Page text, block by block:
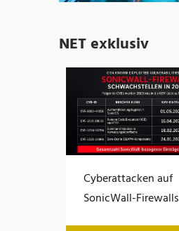
NET exklusiv
Cyberattacken auf
SonicWall-Firewalls